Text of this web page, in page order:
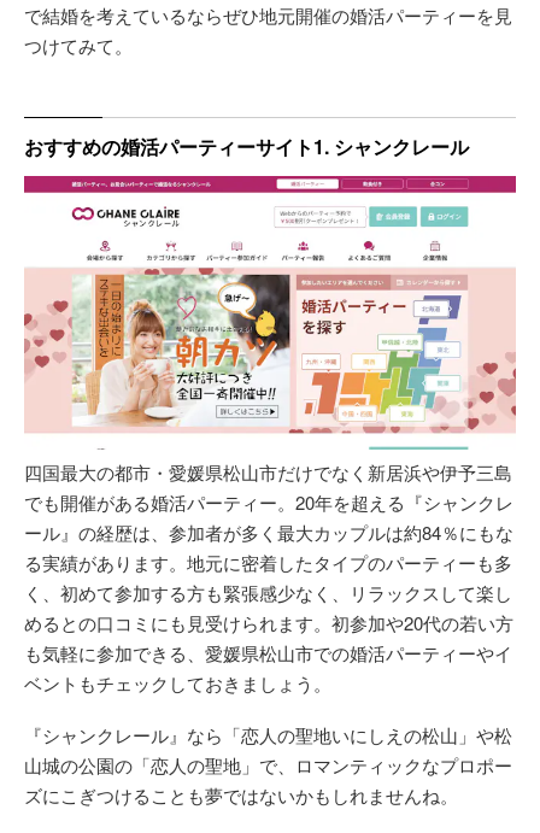
で結婚を考えているならぜひ地元開催の婚活パーティーを見
つけてみて。
おすすめの婚活パーティーサイト1. シャンクレール
四国最大の都市・愛媛県松山市だけでなく新居浜や伊予三島
でも開催がある婚活パーティー。20年を超える『シャンクレ
ール』の経歴は、参加者が多く最大カップルは約84％にもな
る実績があります。地元に密着したタイプのパーティーも多
く、初めて参加する方も緊張感少なく、リラックスして楽し
めるとの口コミにも見受けられます。初参加や20代の若い方
も気軽に参加できる、愛媛県松山市での婚活パーティーやイ
ベントもチェックしておきましょう。
『シャンクレール』なら「恋人の聖地いにしえの松山」や松
山城の公園の「恋人の聖地」で、ロマンティックなプロポー
ズにこぎつけることも夢ではないかもしれませんね。